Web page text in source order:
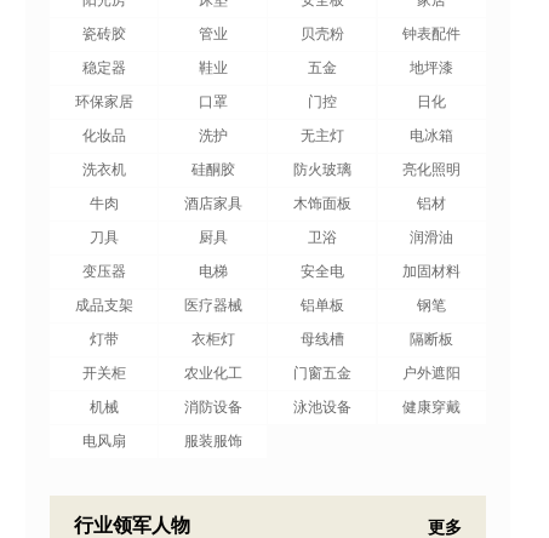
瓷砖胶
管业 贝壳粉
钟表配件
稳定器
鞋业 五金
地坪漆
环保家居
口罩 门控
日化
化妆品
洗护 无主灯
电冰箱
洗衣机
硅酮胶 防火玻璃
亮化照明
牛肉
酒店家具 木饰面板
铝材
刀具
厨具 卫浴
润滑油
变压器
电梯 安全电
加固材料
成品支架
医疗器械 铝单板
钢笔
灯带
衣柜灯 母线槽
隔断板
开关柜
农业化工 门窗五金
户外遮阳
机械
消防设备 泳池设备
健康穿戴
电风扇
服装服饰
行业领军人物 更多